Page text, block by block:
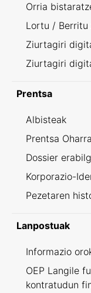
Orria
Lortu /
Ziurtagiri
Ziurtagiri
Prentsa
Albisteak
Prentsa
Dossier
Korporazio-
Pezetaren
Lanpostuak
Informazio
OEP Langile
kontratudun